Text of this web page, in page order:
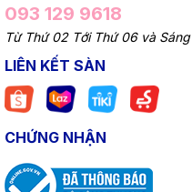
093 129 9618
Từ Thứ 02 Tới Thứ 06 và
LIÊN KẾT SÀN
CHỨNG NHẬN